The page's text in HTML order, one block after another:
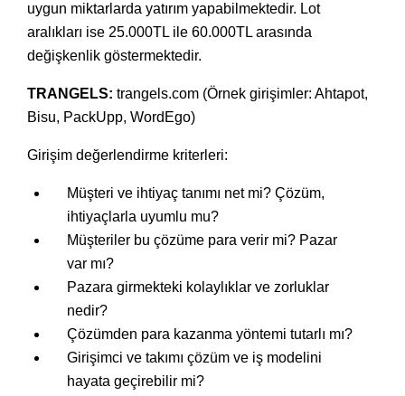
uygun miktarlarda yatırım yapabilmektedir. Lot
aralıkları ise 25.000TL ile 60.000TL arasında
değişkenlik göstermektedir.
TRANGELS: trangels.com (Örnek girişimler: Ahtapot,
Bisu, PackUpp, WordEgo)
Girişim değerlendirme kriterleri:
Müşteri ve ihtiyaç tanımı net mi? Çözüm,
ihtiyaçlarla uyumlu mu?
Müşteriler bu çözüme para verir mi? Pazar
var mı?
Pazara girmekteki kolaylıklar ve zorluklar
nedir?
Çözümden para kazanma yöntemi tutarlı mı?
Girişimci ve takımı çözüm ve iş modelini
hayata geçirebilir mi?